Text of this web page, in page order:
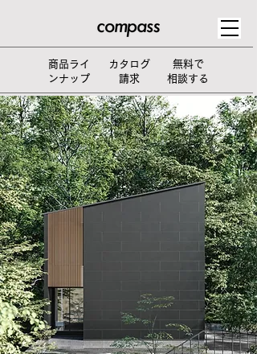
無料で
相談する
​商品ライ
ンナップ
カタログ
請求